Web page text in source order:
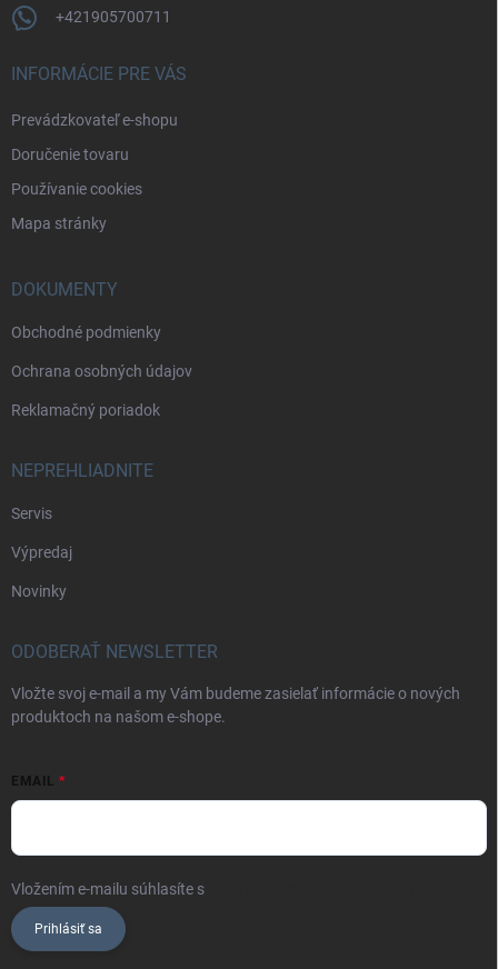
+421905700711
INFORMÁCIE PRE VÁS
Prevádzkovateľ e-shopu
Doručenie tovaru
Používanie cookies
Mapa stránky
DOKUMENTY
Obchodné podmienky
Ochrana osobných údajov
Reklamačný poriadok
NEPREHLIADNITE
Servis
Výpredaj
Novinky
ODOBERAŤ NEWSLETTER
Vložte svoj e-mail a my Vám budeme zasielať informácie o nových
produktoch na našom e-shope.
EMAIL
Vložením e-mailu súhlasíte s
Prihlásiť sa